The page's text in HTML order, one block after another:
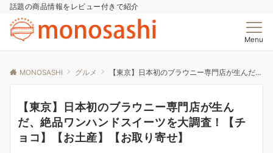
話題の商品情報をレビュー付きで紹介
Menu
MONOSASHI グルメ 【東京】日本初のブラウニー専門店が生んだ、絶品ワンハンドスイーツを大調査！【チョコ】【お土産】【お取り寄せ】
【東京】日本初のブラウニー専門店が生ん
だ、絶品ワンハンドスイーツを大調査！【チ
ョコ】【お土産】【お取り寄せ】